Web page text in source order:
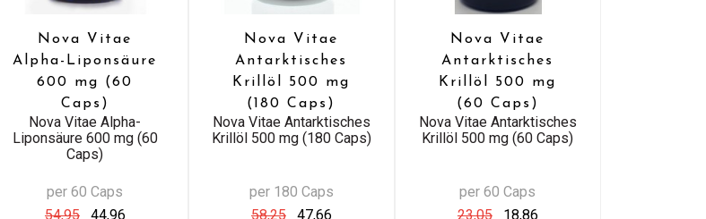
Nova Vitae
Alpha-Liponsäure
600 mg (60
Caps)
Nova Vitae Alpha-
Liponsäure 600 mg (60
Caps)
per 60 Caps
54,95
44,96
Nova Vitae
Antarktisches
Krillöl 500 mg
(180 Caps)
Nova Vitae Antarktisches
Krillöl 500 mg (180 Caps)
per 180 Caps
58,25
47,66
Nova Vitae
Antarktisches
Krillöl 500 mg
(60 Caps)
Nova Vitae Antarktisches
Krillöl 500 mg (60 Caps)
per 60 Caps
23,05
18,86